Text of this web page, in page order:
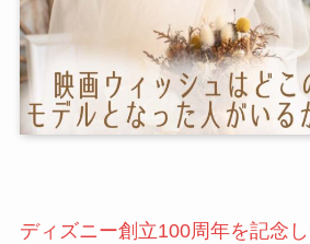
ディズニー創立100周年を記念